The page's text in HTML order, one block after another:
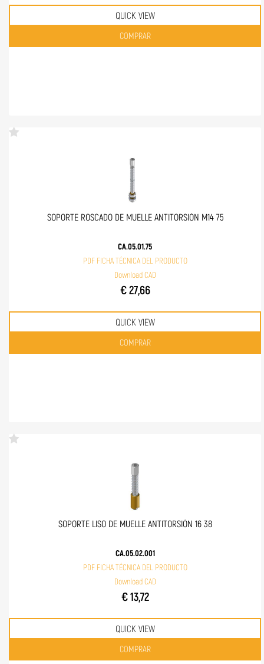
QUICK VIEW
Quantità
COMPRAR
SOPORTE ROSCADO DE MUELLE ANTITORSIÓN M14 75
CA.05.01.75
PDF FICHA TÉCNICA DEL PRODUCTO
Download CAD
€ 27,66
QUICK VIEW
Quantità
COMPRAR
SOPORTE LISO DE MUELLE ANTITORSIÓN 16 38
CA.05.02.001
PDF FICHA TÉCNICA DEL PRODUCTO
Download CAD
€ 13,72
QUICK VIEW
Quantità
COMPRAR